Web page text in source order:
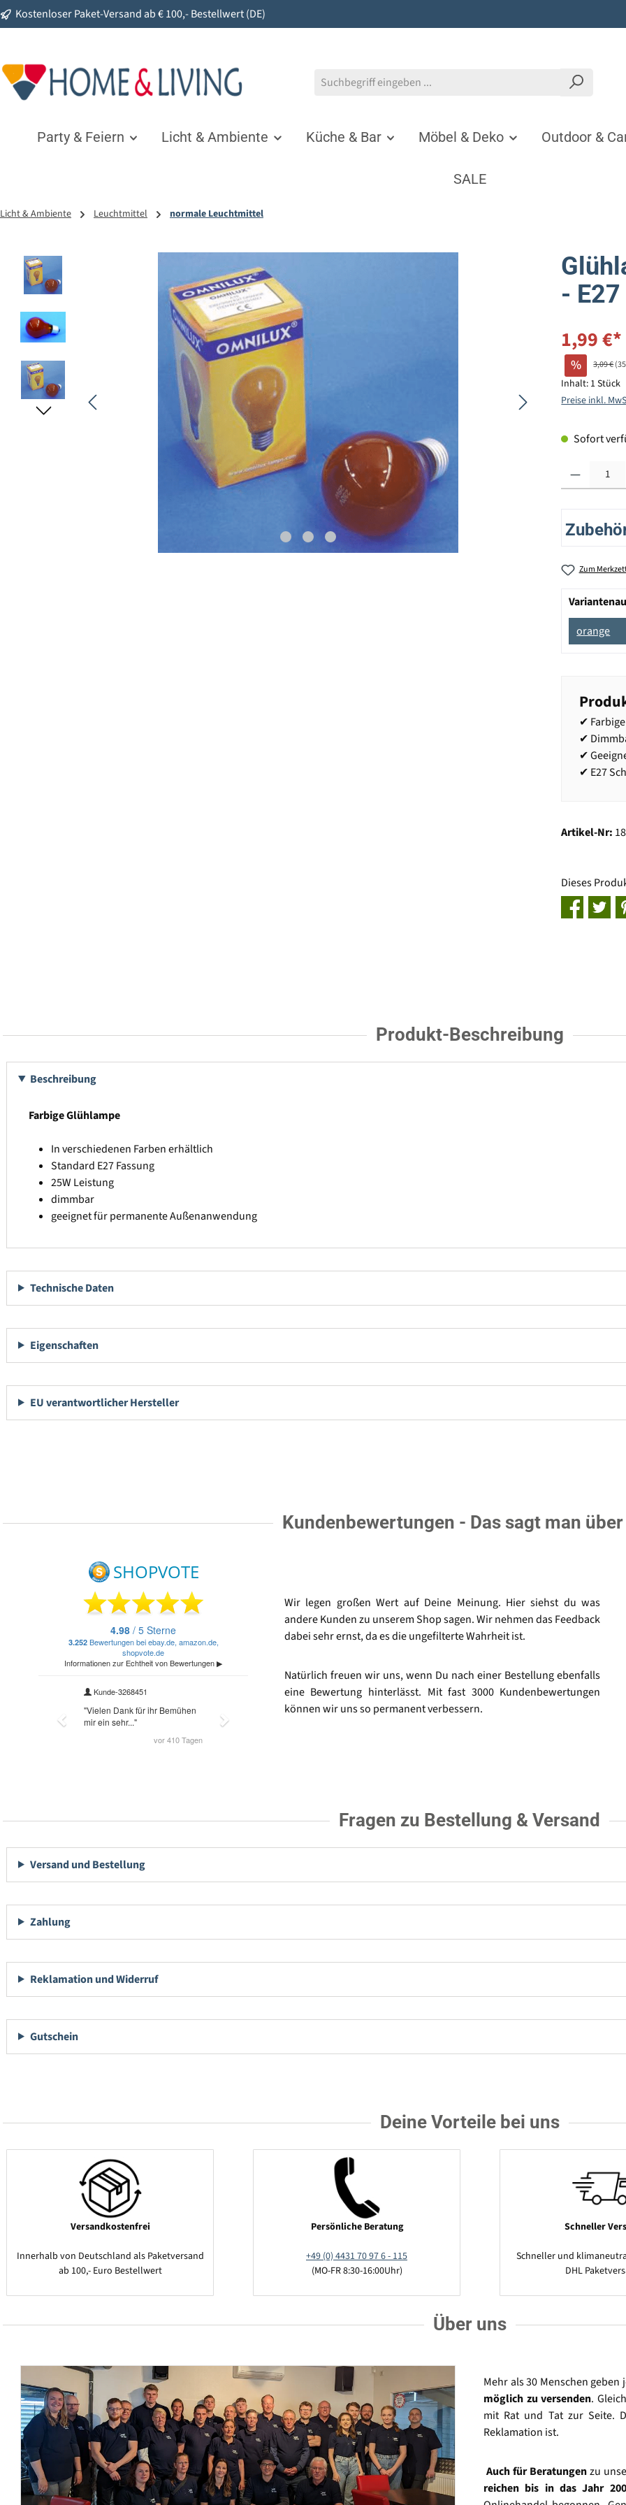
Zur Hauptnavigation springen
Kostenloser Paket-Versand ab € 100,- Bestellwert (DE)
Party & Feiern Licht & Ambiente Küche & Bar Möbel & Deko Outdoor &
SALE
Licht & Ambiente Leuchtmittel normale Leuchtmittel
Bildergalerie überspringen
-
1,99 €*
% 3,09 €
Inhalt: 1 Stück
Preise inkl.
Sofort
Zum
orange
✔
✔
✔
✔ E27
Artikel-Nr:
Dieses
Produkt-Beschreibung
Beschreibung
Farbige Glühlampe
In verschiedenen Farben erhältlich
Standard E27 Fassung
25W Leistung
dimmbar
geeignet für permanente Außenanwendung
Technische Daten
Eigenschaften
EU verantwortlicher Hersteller
Kundenbewertungen - Das sagt man
Wir legen großen Wert auf Deine Meinung. Hier siehst du was
andere Kunden zu unserem Shop sagen. Wir nehmen das Feedback
dabei sehr ernst, da es die ungefilterte Wahrheit ist.
Natürlich freuen wir uns, wenn Du nach einer Bestellung ebenfalls
eine Bewertung hinterlässt. Mit fast 3000 Kundenbewertungen
können wir uns so permanent verbessern.
Fragen zu Bestellung & Versand
Versand und Bestellung
Zahlung
Reklamation und Widerruf
Gutschein
Deine Vorteile bei uns
Versandkostenfrei
Innerhalb von Deutschland als Paketversand
ab 100,- Euro Bestellwert
Persönliche Beratung
+49 (0) 4431 70 97 6 - 115
(MO-FR 8:30-16:00Uhr)
Schneller
Schneller und
DHL
Über uns
Mehr als 30 Menschen
möglich zu versenden.
mit Rat und Tat zur Seite.
Reklamation ist.
Auch für Beratungenzu
reichen bis in das Jahr